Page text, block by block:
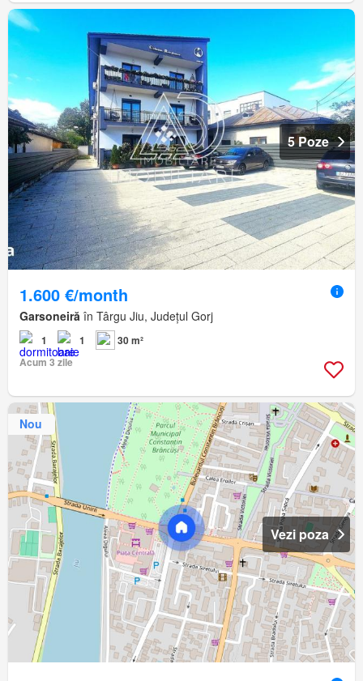
5 Poze
1.600 €/month
Garsoneiră în Târgu Jiu, Județul Gorj
1 1
30 m²
Acum 3 zile
Nou
Vezi poza